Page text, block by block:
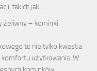
takich jak …
żeliwny – kominki
to nie tylko kwestia
użytkowania. W